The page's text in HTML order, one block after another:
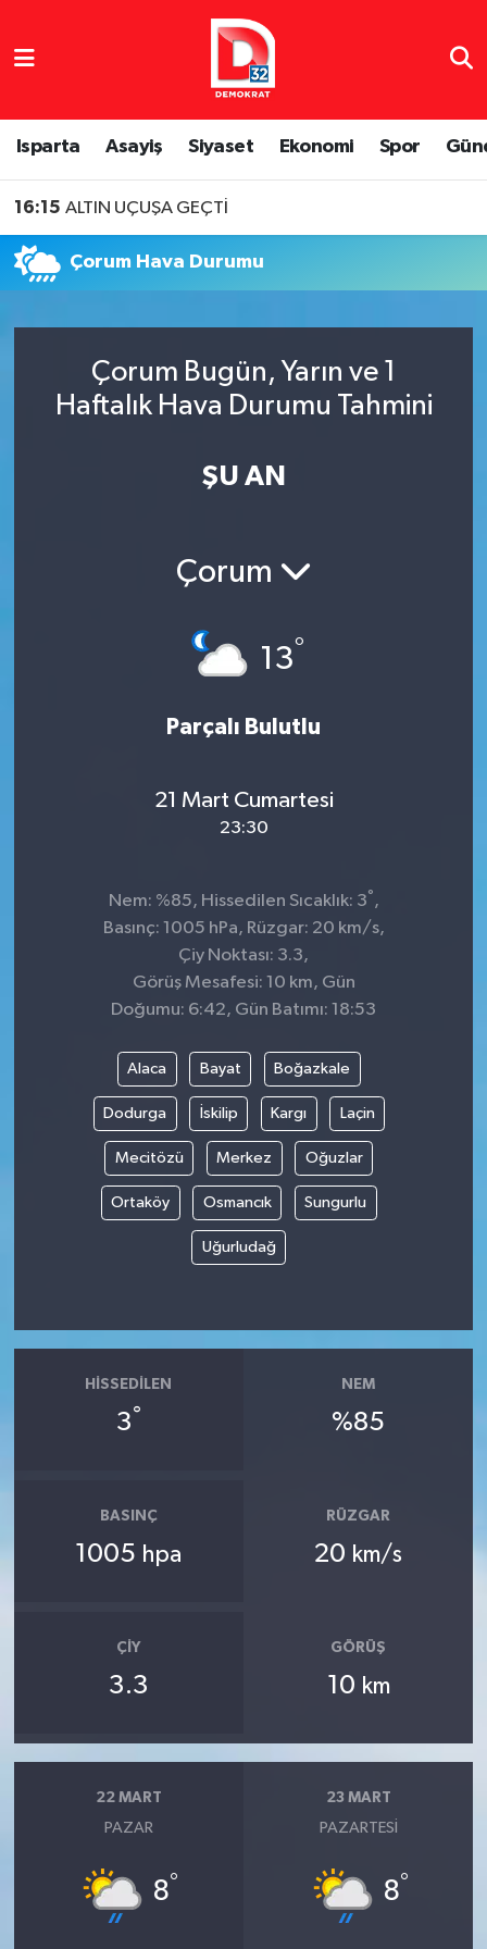
Isparta Asayiş Siyaset Ekonomi Spor
16:15 ALTIN UÇUŞA GEÇTİ
Çorum Hava Durumu
Çorum Bugün, Yarın ve 1
Haftalık Hava Durumu Tahmini
ŞU AN
Çorum
13°
Parçalı Bulutlu
21 Mart Cumartesi
23:30
Nem: %85, Hissedilen Sıcaklık: 3°,
Basınç: 1005 hPa, Rüzgar: 20 km/s,
Çiy Noktası: 3.3,
Görüş Mesafesi: 10 km, Gün
Doğumu: 6:42, Gün Batımı: 18:53
Alaca Bayat Boğazkale
Dodurga İskilip Kargı Laçin
Mecitözü Merkez Oğuzlar
Ortaköy Osmancık Sungurlu
Uğurludağ
HISSEDILEN
3°
NEM
%85
BASINÇ
1005 hpa
RÜZGAR
20 km/s
ÇIY
3.3
GÖRÜŞ
10 km
22 MART
PAZAR
8°
23 MART
PAZARTESI
8°
Isparta Nöbetçi Eczaneler
Isparta Hava Durumu
Tüm Manşetler
Son Dakika Haberleri